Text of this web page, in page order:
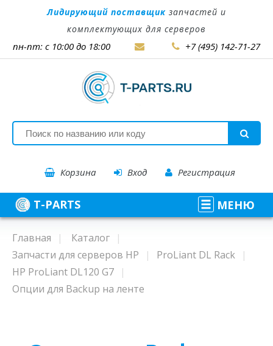
Лидирующий поставщик запчастей и
комплектующих для серверов
пн-пт: с 10:00 до 18:00 +7 (495) 142-71-27
Корзина Вход Регистрация
T-PARTS МЕНЮ
Главная
Каталог
Запчасти для серверов HP
ProLiant DL Rack
HP ProLiant DL120 G7
Опции для Backup на ленте